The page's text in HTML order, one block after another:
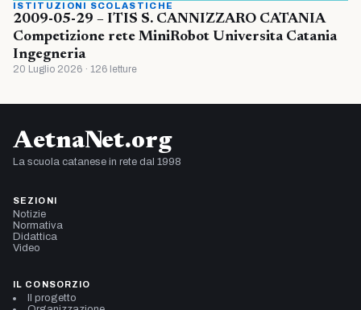
ISTITUZIONI SCOLASTICHE
2009-05-29 – ITIS S. CANNIZZARO CATANIA
Competizione rete MiniRobot Universita Catania
Ingegneria
20 Luglio 2026 · 126 letture
AetnaNet.org
La scuola catanese in rete dal 1998
SEZIONI
Notizie
Normativa
Didattica
Video
IL CONSORZIO
Il progetto